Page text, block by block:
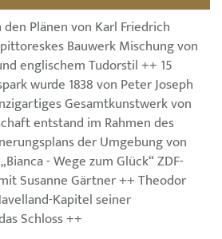
Plänen von Karl Friedrich
Bauwerk Mischung von
englischem Tudorstil ++ 15
wurde 1838 von Peter Joseph
Gesamtkunstwerk von
entstand im Rahmen des
der Umgebung von
- Wege zum Glück“ ZDF-
Susanne Gärtner ++ Theodor
Kapitel seiner
Schloss ++